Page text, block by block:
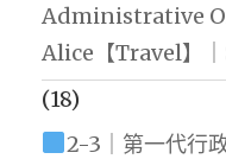
Administrative
Alice【Travel】
(18)
2-3｜第一代行